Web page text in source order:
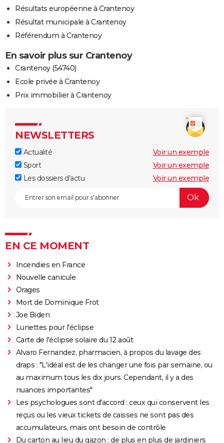
Résultats européenne à Crantenoy
Résultat municipale à Crantenoy
Référendum à Crantenoy
En savoir plus sur Crantenoy
Crantenoy (54740)
Ecole privée à Crantenoy
Prix immobilier à Crantenoy
NEWSLETTERS
Actualité
Voir un exemple
Sport
Voir un exemple
Les dossiers d'actu
Voir un exemple
EN CE MOMENT
Incendies en France
Nouvelle canicule
Orages
Mort de Dominique Frot
Joe Biden
Lunettes pour l'éclipse
Carte de l'éclipse solaire du 12 août
Alvaro Fernandez, pharmacien, à propos du lavage des
draps : "L'idéal est de les changer une fois par semaine, ou
au maximum tous les dix jours. Cependant, il y a des
nuances importantes"
Les psychologues sont d'accord : ceux qui conservent les
reçus ou les vieux tickets de caisses ne sont pas des
accumulateurs, mais ont besoin de contrôle
Du carton au lieu du gazon : de plus en plus de jardiniers